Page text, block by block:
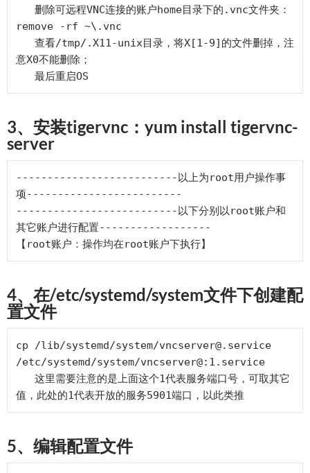
remove -rf ~\.vnc
意X0不能删除；
3、安装tigervnc：yum install tigervnc-
server
--------------------------以上为root用户操作事
项-------------------------
--------------------------以下分别以root账户和
其它账户进行配置------------------
4、在/etc/systemd/system文件下创建配
置文件
cp /lib/systemd/system/vncserver@.service
/etc/systemd/system/vncserver@:1.service
5、编辑配置文件